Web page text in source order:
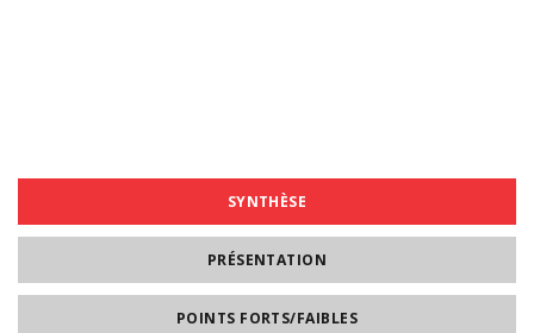
SYNTHÈSE
PRÉSENTATION
POINTS FORTS/FAIBLES